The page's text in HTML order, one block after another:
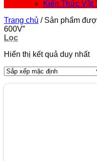
Kiến Thức Vật
Trang chủ /Sản phẩm
600V”
Lọc
Hiển thị kết quả duy nhất